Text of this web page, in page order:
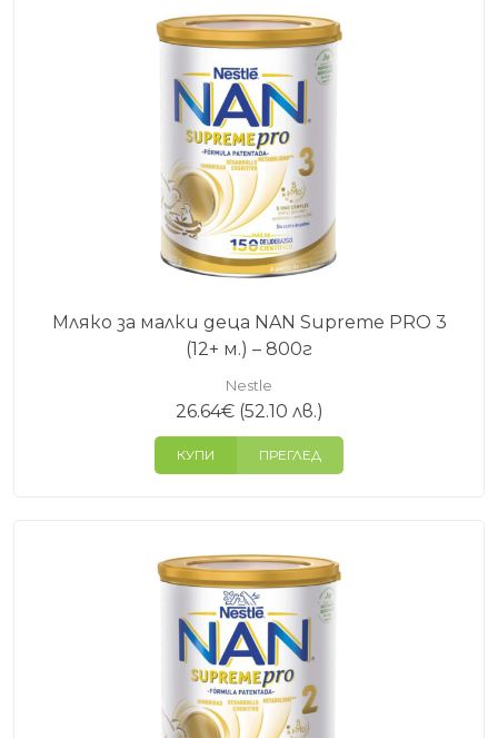
Мляко за малки деца NAN Supreme PRO 3
(12+ м.) – 800г
Nestle
26.64€(52.10 лв.)
КУПИ ПРЕГЛЕД